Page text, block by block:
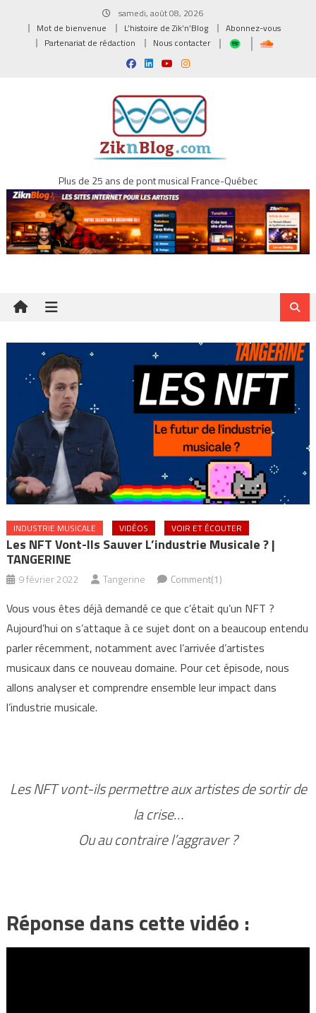
samedi, août 08, 2026
Mot de bienvenue
L’histoire de Zik’n’Blog
Abonnez-vous
Partenariat de rédaction
Nous contacter
Plus de 25 ans de pont musical France-Québec
INDUSTRIE MUSICALE VIDÉOS VOIR ET ÉCOUTER
Les NFT Vont-Ils Sauver L’industrie Musicale ? |
TANGERINE
9 février 2022 Tangerine Comment(1)
Vous vous êtes déjà demandé ce que c’était qu’un NFT ?
Aujourd’hui on s’attaque à ce sujet dont on a beaucoup entendu
parler récemment, notamment avec l’arrivée d’artistes
musicaux dans ce nouveau domaine. Pour cet épisode, nous
allons analyser et comprendre ensemble leur impact dans
l’industrie musicale.
Les NFT vont-ils permettre aux artistes de sortir de
la crise…
Ou au contraire l’aggraver ?
Réponse dans cette vidéo :